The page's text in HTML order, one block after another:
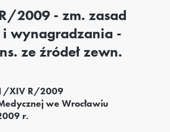
2009 - zm. zasad
wynagradzania -
ze źródeł zewn.
XIV R/2009
we Wrocławiu
r.